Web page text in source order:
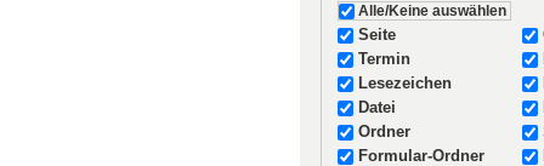
Alle/Keine auswählen
Seite
Termin
Lesezeichen
Datei
Ordner
Formular-Ordner